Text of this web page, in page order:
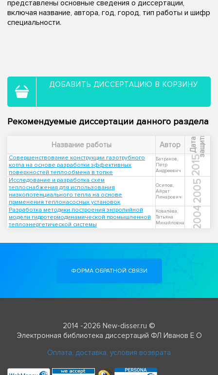
представлены основные сведения о диссертации,
включая название, автора, год, город, тип работы и шифр
специальности.
ДОБАВИТЬ ДИССЕРТАЦИЮ В КОРЗИНУ
Рекомендуемые диссертации данного раздела
Название работы Автор Д
а
т
а
з
а
щ
и
т ы
Совершенствование конструкции газотрубного
котла на основе разработки эффективных
поверхностей теплообмена в топке
Батраков,
Пётр
Андреевич
2015
Исследование и разработка схем
теплоснабжения для использования
низкопотенциального тепла на основе
применения теплонасосных установок
Осипов,
Айрат
Линарович
2005
Разработка методики построения энтропийной
модели гидротермодинамической промышленной
теплоэнергетической системы
Ковалёва,
Татьяна
Михайловна
2004
ФОРМА ОБРАТНОЙ СВЯЗИ
2014 -2026 New-disser.ru ©
Электронная библиотека диссертаций ФЛ Иванов Е О
Оплата, доставка, условия возврата